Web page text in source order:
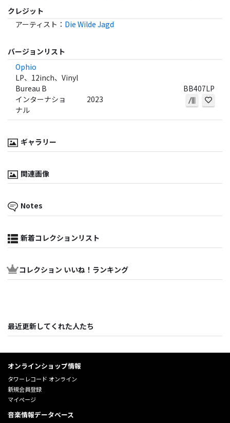
クレジット
アーティスト ： Die Wilde Jagd
バージョンリスト
Ophio
LP、12inch、Vinyl
Bureau B
BB407LP
インターナショ
ナル
2023
ギャラリー
関連画像
Notes
新着コレクションリスト
コレクション いいね！ランキング
最近更新してくれた人たち
オンラインショップ情報
タワーレコード オンライン
新規会員登録
マイページ
音楽情報データベース